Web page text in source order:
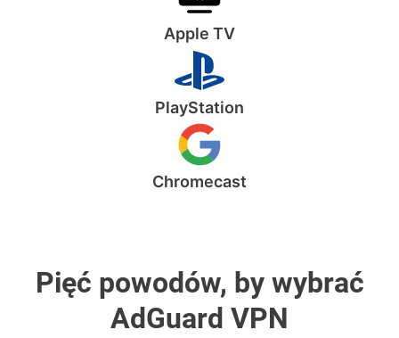
Apple TV
PlayStation
Chromecast
Pięć powodów, by wybrać
AdGuard VPN